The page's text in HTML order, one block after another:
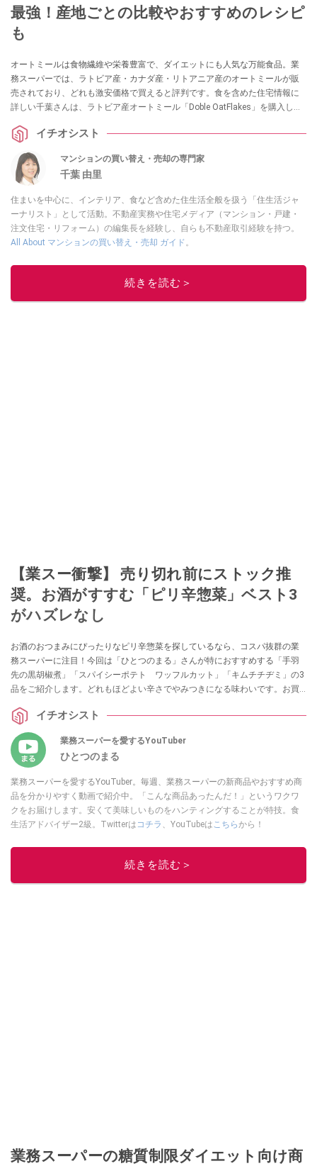
最強！産地ごとの比較やおすすめのレシピ
も
オートミールは食物繊維や栄養豊富で、ダイエットにも人気な万能食品。業
務スーパーでは、ラトビア産・カナダ産・リトアニア産のオートミールが販
売されており、どれも激安価格で買えると評判です。食を含めた住宅情報に
詳しい千葉さんは、ラトビア産オートミール「Doble OatFlakes」を購入して
イチオシスト
マンションの買い替え・売却の専門家
千葉 由里
住まいを中心に、インテリア、食など含めた住生活全般を扱う「住生活ジャ
ーナリスト」として活動。不動産実務や住宅メディア（マンション・戸建・
注文住宅・リフォーム）の編集長を経験し、自らも不動産取引経験を持つ。
All About マンションの買い替え・売却 ガイド。
このイチオシストの他の記事を読む
続きを読む＞
【業スー衝撃】 売り切れ前にストック推
奨。お酒がすすむ「ピリ辛惣菜」ベスト3
がハズレなし
お酒のおつまみにぴったりなピリ辛惣菜を探しているなら、コスパ抜群の業
務スーパーに注目！今回は「ひとつのまる」さんが特におすすめする「手羽
先の黒胡椒煮」「スパイシーポテト ワッフルカット」「キムチチヂミ」の3
品をご紹介します。どれもほどよい辛さでやみつきになる味わいです。お買
イチオシスト
業務スーパーを愛するYouTuber
ひとつのまる
業務スーパーを愛するYouTuber。毎週、業務スーパーの新商品やおすすめ商
品を分かりやすく動画で紹介中。「こんな商品あったんだ！」というワクワ
クをお届けします。安くて美味しいものをハンティングすることが特技。食
生活アドバイザー2級。Twitterは コチラ 、YouTubeはこちらから！
このイチオシストの他の記事を読む
続きを読む＞
業務スーパーの糖質制限ダイエット向け商